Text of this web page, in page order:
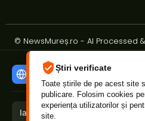
Știri verificate
Toate știrile de pe acest site
publicare. Folosim cookies
experiența utilizatorilor și
site.
© NewsMureș.ro - AI Processed
Știri din alte orașe
Iași